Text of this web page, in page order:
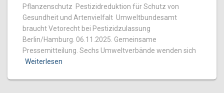
Pflanzenschutz Pestizidreduktion für Schutz von
Gesundheit und Artenvielfalt Umweltbundesamt
braucht Vetorecht bei Pestizidzulassung
Berlin/Hamburg. 06.11.2025. Gemeinsame
Pressemitteilung. Sechs Umweltverbände wenden sich
Weiterlesen